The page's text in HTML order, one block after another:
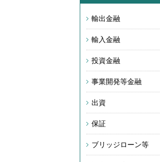
輸出金融
輸入金融
投資金融
事業開発等金融
出資
保証
ブリッジローン等